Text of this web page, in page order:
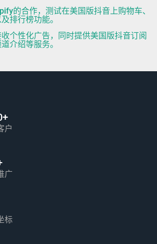
的合作，测试在美国版抖音上购物车、
排行榜功能。
个性化广告，同时提供美国版抖音订阅
介绍等服务。
户
广
标